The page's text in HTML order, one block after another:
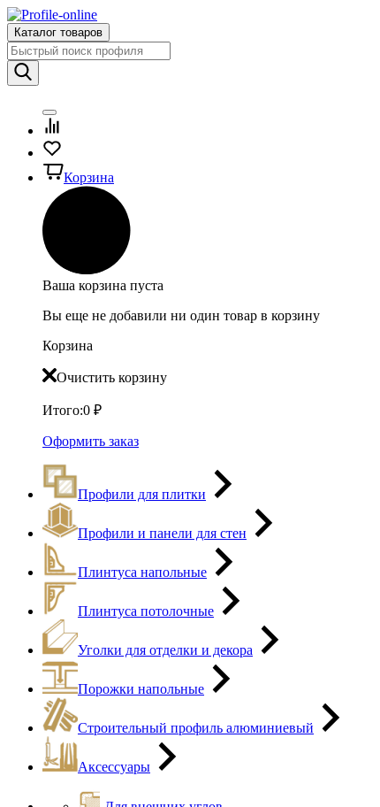
Каталог товаров
Корзина
Ваша корзина пуста
Вы еще не добавили ни один товар в корзину
Корзина
Очистить корзину
Итого:0 ₽
Оформить заказ
Профили для плитки
Профили и панели для стен
Плинтуса напольные
Плинтуса потолочные
Уголки для отделки и декора
Порожки напольные
Строительный профиль алюминиевый
Аксессуары